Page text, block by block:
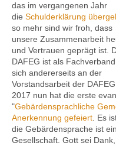
das im vergangenen Jahr
die Schulderklärung
so mehr sind wir froh, dass
unsere Zusammenarbeit
und Vertrauen geprägt ist.
DAFEG ist als
sich andererseits an der
Vorstandsarbeit der
2017 nun hat die erste
"Gebärdensprachliche
Anerkennung gefeiert. Es
die Gebärdensprache ist
Gesellschaft. Gott sei